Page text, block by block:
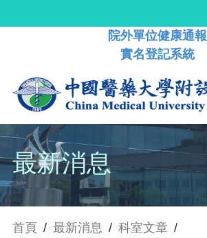
院外單位健康通報
實名登記系統
最新消息
首頁 / 最新消息 / 科室文章 /